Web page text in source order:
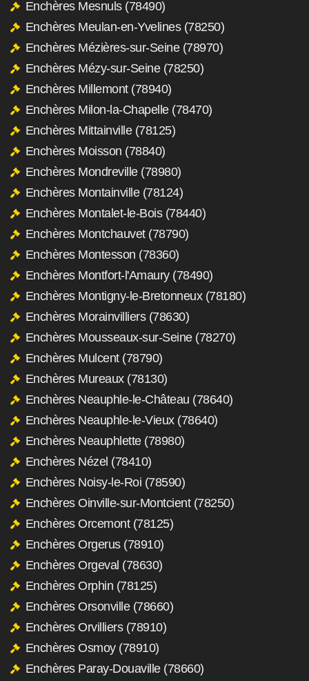
Enchères Mesnuls (78490)
Enchères Meulan-en-Yvelines (78250)
Enchères Mézières-sur-Seine (78970)
Enchères Mézy-sur-Seine (78250)
Enchères Millemont (78940)
Enchères Milon-la-Chapelle (78470)
Enchères Mittainville (78125)
Enchères Moisson (78840)
Enchères Mondreville (78980)
Enchères Montainville (78124)
Enchères Montalet-le-Bois (78440)
Enchères Montchauvet (78790)
Enchères Montesson (78360)
Enchères Montfort-l'Amaury (78490)
Enchères Montigny-le-Bretonneux (78180)
Enchères Morainvilliers (78630)
Enchères Mousseaux-sur-Seine (78270)
Enchères Mulcent (78790)
Enchères Mureaux (78130)
Enchères Neauphle-le-Château (78640)
Enchères Neauphle-le-Vieux (78640)
Enchères Neauphlette (78980)
Enchères Nézel (78410)
Enchères Noisy-le-Roi (78590)
Enchères Oinville-sur-Montcient (78250)
Enchères Orcemont (78125)
Enchères Orgerus (78910)
Enchères Orgeval (78630)
Enchères Orphin (78125)
Enchères Orsonville (78660)
Enchères Orvilliers (78910)
Enchères Osmoy (78910)
Enchères Paray-Douaville (78660)